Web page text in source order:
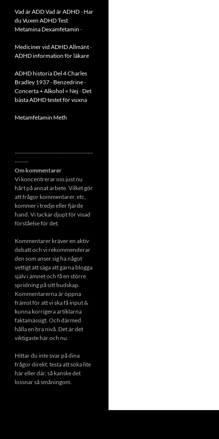
Vad är ADDVad är ADHD- Har
du Vuxen ADHD Test
Metamina Dexamfetamin -
Mediciner vid ADHD Allmänt-
ADHD information för läkare
ADHD historia Del 4 Charles
Bradley 1937 - Benzedrine-
Concerta + Alkohol = Nej- Det
bästa ADHD testet för vuxna
Metamfetamin Meth
----------------------------------------
-------
Om kommentarer
Vi koncentrerar oss just nu
hårt på annat arbete. Vilket gör
att frågor kommentarer, etc,
kommer i tredje eller fjärde
hand. Vi tackar djupt för visad
förståelse för det.
Kommentarer kräver en aktiv
debatt och vi rekommenderar
den som anser sig ha något
vettigt att säga att gärna blogga
själv i ämnet och få en större
spridning på sitt budskap.
Kommentarerna är öppna
främst för att vi ska få input &
kunna korrigera artiklarna
faktamässigt. Och därmed
hålla en bra nivå. Det är det
viktigaste här och nu.
Hittar du inte svar på dina
frågor direkt, testa att söka lite
här eller där, så kanske det
lossnar så småningom.